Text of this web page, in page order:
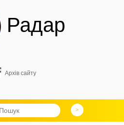
Радар
Архів сайту